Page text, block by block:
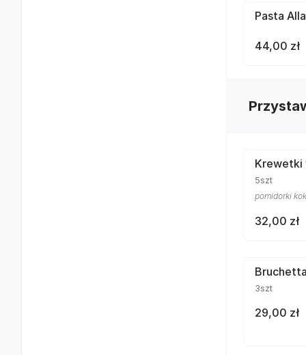
Pasta
44,00 zł
Krewetki
5szt
pomidorki
32,00 zł
3szt
29,00 zł